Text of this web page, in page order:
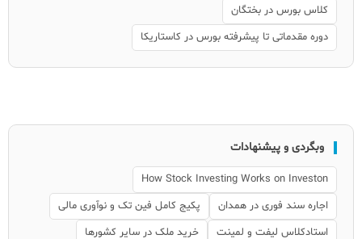
کلاس بورس در بختگان
دوره مقدماتی تا پیشرفته بورس در کاستاریکا
وبگردی و پیشنهادات
How Stock Investing Works on Investon
اجاره سند فوری در همدان
پکیج کامل فین تک و نوآوری مالی
استادکلاس لیفت و لمینت
خرید ملک در سایر کشورها